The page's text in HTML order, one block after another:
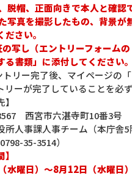
脱帽、正面向きで本人と確認
写真を撮影したもの、背景が
ださい。
写し（エントリーフォームの
る書類」に添付してください。
トリー完了後、マイページの「
リーが完了していることを必ず
西宮市六湛寺町10番3号
所人事課人事チーム（本庁舎5
35-3514）
水曜日）～8月12日（水曜日）